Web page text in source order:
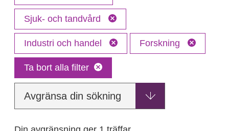
Sjuk- och tandvård
Industri och handel Forskning
Ta bort alla filter
Avgränsa din sökning